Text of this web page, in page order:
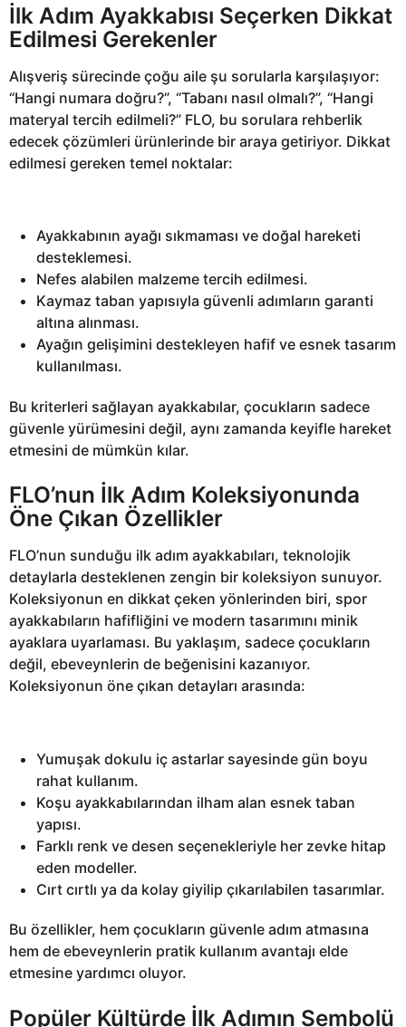
İlk Adım Ayakkabısı Seçerken Dikkat
Edilmesi Gerekenler
Alışveriş sürecinde çoğu aile şu sorularla karşılaşıyor:
“Hangi numara doğru?”, “Tabanı nasıl olmalı?”, “Hangi
materyal tercih edilmeli?” FLO, bu sorulara rehberlik
edecek çözümleri ürünlerinde bir araya getiriyor. Dikkat
edilmesi gereken temel noktalar:
Ayakkabının ayağı sıkmaması ve doğal hareketi
desteklemesi.
Nefes alabilen malzeme tercih edilmesi.
Kaymaz taban yapısıyla güvenli adımların garanti
altına alınması.
Ayağın gelişimini destekleyen hafif ve esnek tasarım
kullanılması.
Bu kriterleri sağlayan ayakkabılar, çocukların sadece
güvenle yürümesini değil, aynı zamanda keyifle hareket
etmesini de mümkün kılar.
FLO’nun İlk Adım Koleksiyonunda
Öne Çıkan Özellikler
FLO’nun sunduğu ilk adım ayakkabıları, teknolojik
detaylarla desteklenen zengin bir koleksiyon sunuyor.
Koleksiyonun en dikkat çeken yönlerinden biri, spor
ayakkabıların hafifliğini ve modern tasarımını minik
ayaklara uyarlaması. Bu yaklaşım, sadece çocukların
değil, ebeveynlerin de beğenisini kazanıyor.
Koleksiyonun öne çıkan detayları arasında:
Yumuşak dokulu iç astarlar sayesinde gün boyu
rahat kullanım.
Koşu ayakkabılarından ilham alan esnek taban
yapısı.
Farklı renk ve desen seçenekleriyle her zevke hitap
eden modeller.
Cırt cırtlı ya da kolay giyilip çıkarılabilen tasarımlar.
Bu özellikler, hem çocukların güvenle adım atmasına
hem de ebeveynlerin pratik kullanım avantajı elde
etmesine yardımcı oluyor.
Popüler Kültürde İlk Adımın Sembolü